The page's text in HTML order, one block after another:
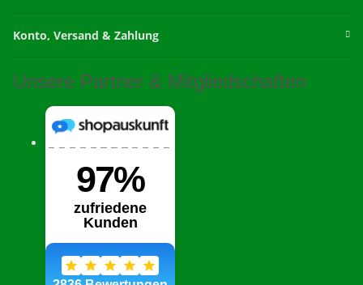
Konto, Versand & Zahlung
Unsere Partner & Mitgliedschaften